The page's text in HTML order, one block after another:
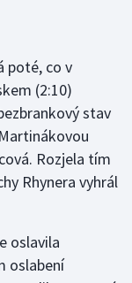
poté, co v
(2:10)
stav
Rozjela tím
Rhynera vyhrál
oslavila
oslabení